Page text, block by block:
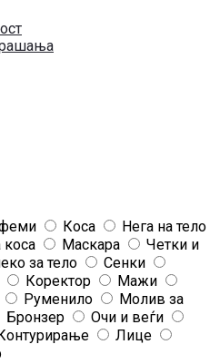
Коса
Нега на тело
коса Маскара
Четки и
за тело
Сенки
Коректор
Мажи
Руменило
Молив за
Бронзер
Очи и веѓи
Контурирање
Лице